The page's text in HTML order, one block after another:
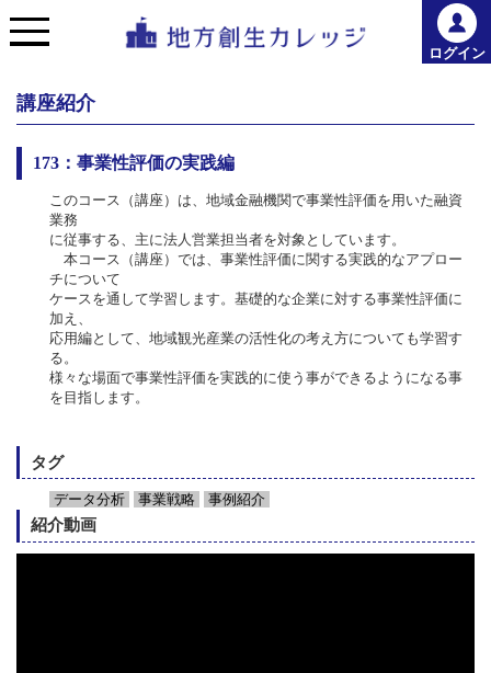
ログイン
講座紹介
173：事業性評価の実践編
このコース（講座）は、地域金融機関で事業性評価を用いた融資
業務
に従事する、主に法人営業担当者を対象としています。
本コース（講座）では、事業性評価に関する実践的なアプロー
チについて
ケースを通して学習します。基礎的な企業に対する事業性評価に
加え、
応用編として、地域観光産業の活性化の考え方についても学習す
る。
様々な場面で事業性評価を実践的に使う事ができるようになる事
を目指します。
タグ
データ分析 事業戦略 事例紹介
紹介動画